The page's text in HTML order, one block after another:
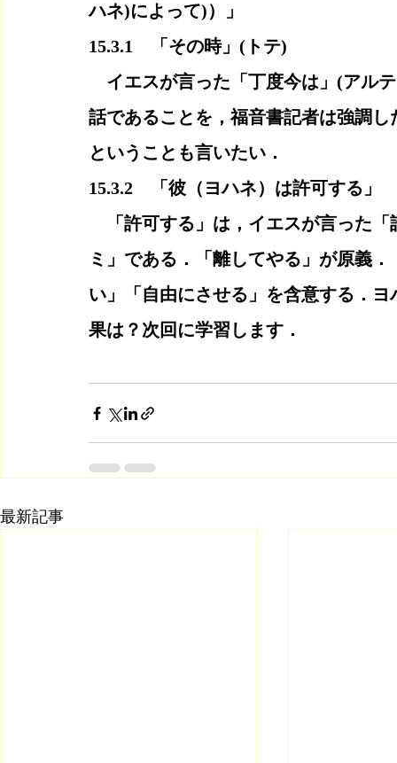
ハネ)によって)）」
15.3.1　「その時」(トテ)
イエスが言った「丁度今は」(アル
話であることを，福音書記者は強調
ということも言いたい．
15.3.2　「彼（ヨハネ）は許可する」
「許可する」は，イエスが言った「
ミ」である．「離してやる」が原義
い」「自由にさせる」を含意する．
果は？次回に学習します．
最新記事